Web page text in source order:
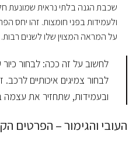
שכבת הגנה בלתי נראית שמונעת
ולעמידות בפני חומצות. זהו יחס
על המראה המצוין שלו לשנים רבות.
לבחור צמיגים איכותיים
ובעמידות, שתחזיר את עצמה
העובי והגימור – הפרטים